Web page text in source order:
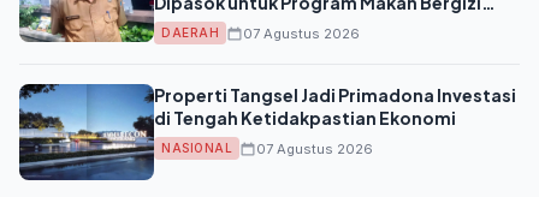
Gratis
DAERAH 07 Agustus 2026
Properti Tangsel Jadi Primadona Investasi
di Tengah Ketidakpastian Ekonomi
NASIONAL 07 Agustus 2026